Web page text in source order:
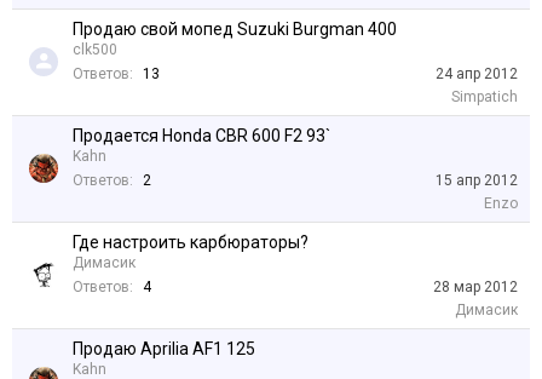
Продаю свой мопед Suzuki Burgman 400
clk500
Ответов:
13
24 апр 2012
Simpatich
Продается Honda CBR 600 F2 93`
Kahn
Ответов:
2
15 апр 2012
Enzo
Где настроить карбюраторы?
Димасик
Ответов:
4
28 мар 2012
Димасик
Продаю Aprilia AF1 125
Kahn